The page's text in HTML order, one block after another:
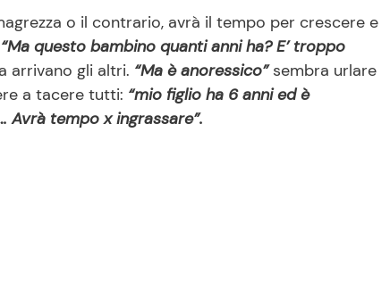
o il contrario, avrà il tempo per crescere e
“Ma questo bambino quanti anni ha? E’ troppo
arrivano gli altri. “Ma è anoressico”sembra urlare
a tacere tutti: “mio figlio ha 6 anni ed è
tempo x ingrassare”.